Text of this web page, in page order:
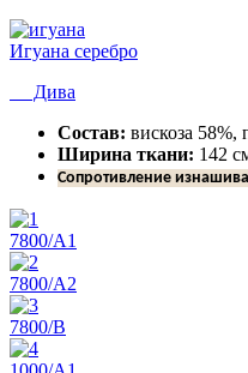
Игуана серебро
Дива
Состав: вискоза 58%,
Ширина ткани: 142
Сопротивление
7800/А1
7800/А2
7800/В